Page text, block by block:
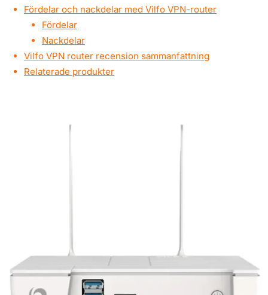
Fördelar och nackdelar med Vilfo VPN-router
Fördelar
Nackdelar
Vilfo VPN router recension sammanfattning
Relaterade produkter